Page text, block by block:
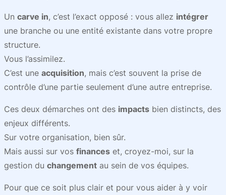
Un carve in, c’est l’exact opposé : vous allez intégrer
une branche ou une entité existante dans votre propre
structure.
Vous l’assimilez.
C’est une acquisition, mais c’est souvent la prise de
contrôle d’une partie seulement d’une autre entreprise.
Ces deux démarches ont des impacts bien distincts, des
enjeux différents.
Sur votre organisation, bien sûr.
Mais aussi sur vos finances et, croyez-moi, sur la
gestion du changement au sein de vos équipes.
Pour que ce soit plus clair et pour vous aider à y voir